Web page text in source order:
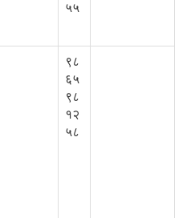
५५
९८
६५
९८
१२
५८